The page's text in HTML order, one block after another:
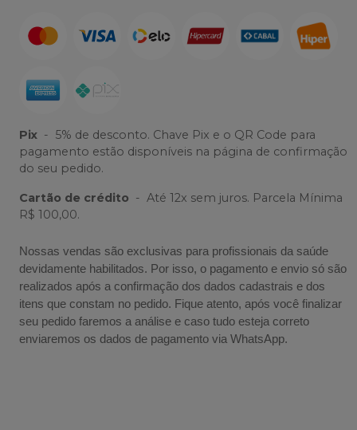
Pix - 5% de desconto. Chave Pix e o QR Code para
pagamento estão disponíveis na página de confirmação
do seu pedido.
Cartão de crédito - Até 12x sem juros. Parcela Mínima
R$ 100,00.
Nossas vendas são exclusivas para profissionais da saúde
devidamente habilitados. Por isso, o pagamento e envio só são
realizados após a confirmação dos dados cadastrais e dos
itens que constam no pedido. Fique atento, após você finalizar
seu pedido faremos a análise e caso tudo esteja correto
enviaremos os dados de pagamento via WhatsApp.